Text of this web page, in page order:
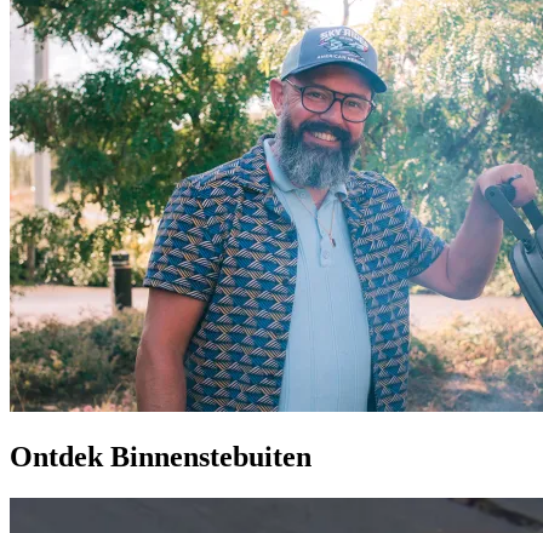
Ontdek Binnenstebuiten